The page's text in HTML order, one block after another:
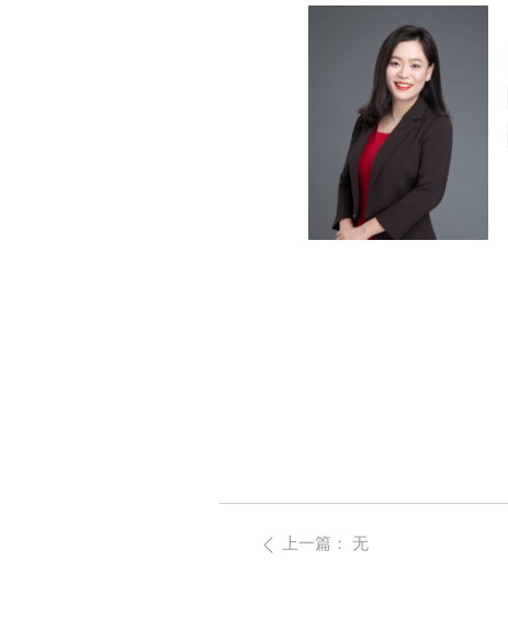
ꄴ 上一篇： 无